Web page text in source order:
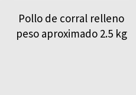
Pollo de corral relleno
peso aproximado 2.5 kg